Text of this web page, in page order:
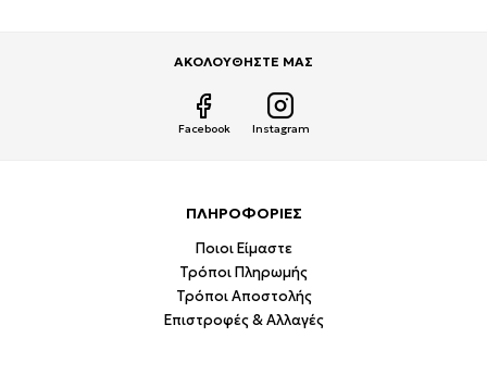
ΑΚΟΛΟΥΘΗΣΤΕ ΜΑΣ
Facebook Instagram
ΠΛΗΡΟΦΟΡΙΕΣ
Ποιοι Είμαστε
Τρόποι Πληρωμής
Τρόποι Αποστολής
Επιστροφές & Αλλαγές